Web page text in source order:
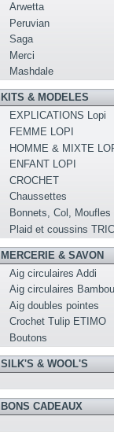
Arwetta
Peruvian
Saga
Merci
Mashdale
KITS & MODELES
EXPLICATIONS Lopi
FEMME LOPI
HOMME & MIXTE
ENFANT LOPI
CROCHET
Chaussettes
Bonnets, Col, Moufles
Plaid et coussins
MERCERIE & SAVON
Aig circulaires Addi
Aig circulaires Bambou
Aig doubles pointes
Crochet Tulip ETIMO
Boutons
SILK'S & WOOL'S
BONS CADEAUX